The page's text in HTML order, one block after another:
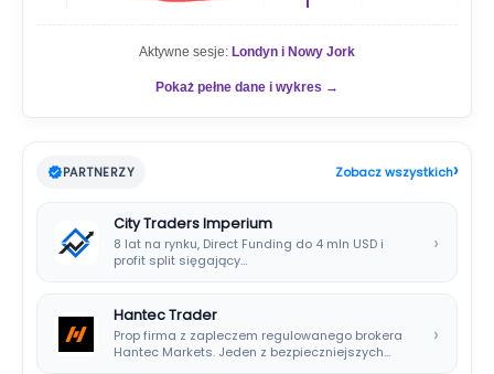
Aktywne sesje: Londyn i Nowy Jork
Pokaż pełne dane i wykres →
PARTNERZY Zobacz wszystkich›
City Traders Imperium
8 lat na rynku, Direct Funding do 4 mln USD i
profit split sięgający…
›
Hantec Trader
Prop firma z zapleczem regulowanego brokera
Hantec Markets. Jeden z bezpieczniejszych
›